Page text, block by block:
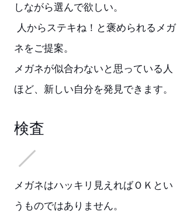
しながら選んで欲しい。
人からステキね！と褒められるメガ
ネをご提案。
メガネが似合わないと思っている人
ほど、新しい自分を発見できます。
検査
メガネはハッキリ見えればＯＫとい
うものではありません。